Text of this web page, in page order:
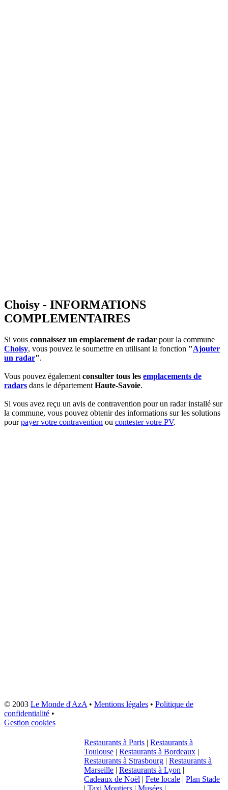
Choisy - INFORMATIONS
COMPLEMENTAIRES
Si vous connaissez un emplacement de radar pour la commune
Choisy, vous pouvez le soumettre en utilisant la fonction "Ajouter
un radar".
Vous pouvez égalementconsulter tous les emplacements de
radars dans le départementHaute-Savoie.
Si vous avez reçu un avis de contravention pour un radar installé sur
la commune, vous pouvez obtenir des informations sur les solutions
pourpayer votre contravention ou contester votre PV.
© 2003 Le Monde d'AzA• Mentions légales • Politique de
confidentialité •
Gestion cookies
Restaurants à Paris | Restaurants à
Toulouse | Restaurants à Bordeaux |
Restaurants à Strasbourg | Restaurants à
Marseille | Restaurants à Lyon |
Cadeaux de Noël | Fete locale | Plan Stade